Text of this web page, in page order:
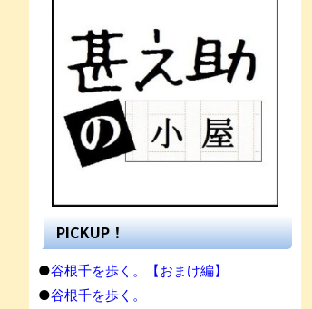
PICKUP！
●谷根千を歩く。【おまけ編】
●谷根千を歩く。